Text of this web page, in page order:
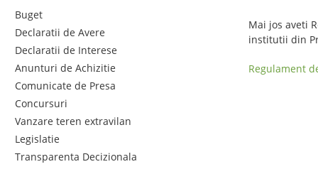
Buget
Declaratii de Avere
Declaratii de Interese
Anunturi de Achizitie
Comunicate de Presa
Concursuri
Vanzare teren extravilan
Legislatie
Transparenta Decizionala
Mai jos aveti
institutii din
Regulament